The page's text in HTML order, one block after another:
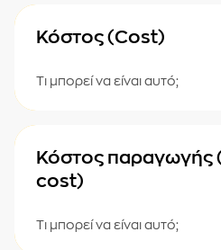
Κόστος (Cost)
Τι μπορεί να είναι αυτό;
Κόστος παραγωγής
cost)
Τι μπορεί να είναι αυτό;